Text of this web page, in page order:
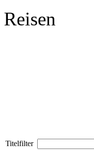
Reisen
Titelfilter